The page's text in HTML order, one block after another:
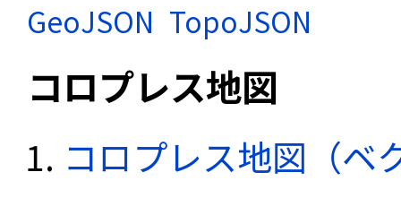
GeoJSON TopoJSON
コロプレス地図
コロプレス地図（ベ